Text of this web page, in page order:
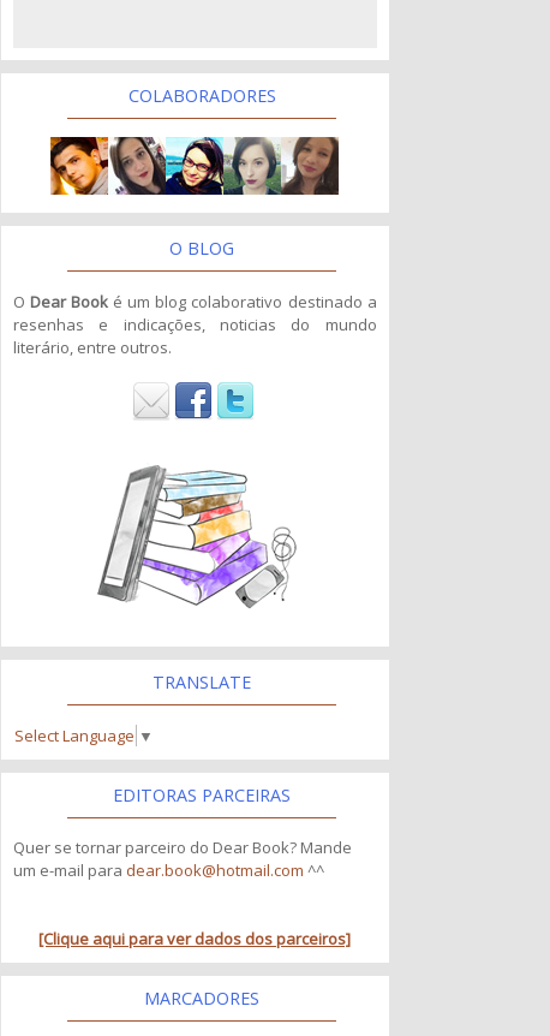
COLABORADORES
O BLOG
O Dear Book é um blog colaborativo destinado a
resenhas e indicações, noticias do mundo
literário, entre outros.
TRANSLATE
Select Language ▼
EDITORAS PARCEIRAS
Quer se tornar parceiro do Dear Book? Mande
um e-mail para dear.book@hotmail.com ^^
[Clique aqui para ver dados dos parceiros]
MARCADORES